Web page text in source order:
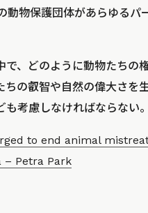
動物保護団体があらゆる
で、どのように動物たち
ちの叡智や自然の偉大さを
考慮しなければならない
to end animal
– Petra Park